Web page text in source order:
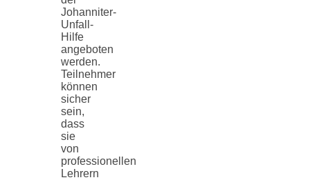
Johanniter-
Unfall-
Hilfe
angeboten
werden.
Teilnehmer
können
sicher
sein,
dass
sie
von
professionellen
Lehrern